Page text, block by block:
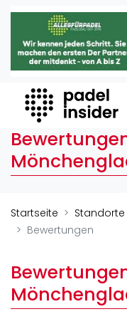
Padel Insider
Home
Organisationen
Buchungssysteme
Padel-Shops
Padel-Marken
Verschiedenes
Turniere
International
Playtomic
Startseite Standorte
Bewertungen